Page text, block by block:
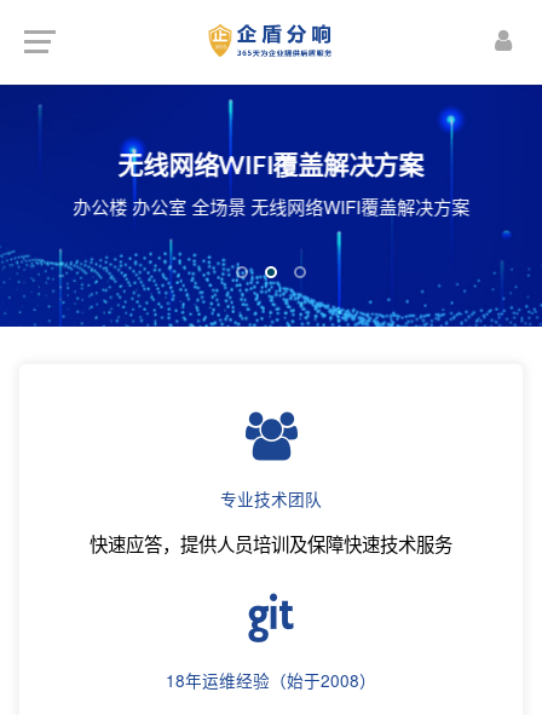
机房建设解决方案
机房 智能机房 整体机房建设施工解决方案
无线网络WIFI覆盖解决方案
办公楼 办公室 全场景 无线网络WIFI覆盖解决方案
楼宇智能化解决方案
监控 智能照明管理 安防预警 能源动力监控
专业技术团队
快速应答，提供人员培训及保障快速技术服务
18年运维经验（始于2008）